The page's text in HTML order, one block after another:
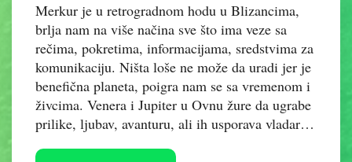
Merkur je u retrogradnom hodu u Blizancima,
brlja nam na više načina sve što ima veze sa
rečima, pokretima, informacijama, sredstvima za
komunikaciju. Ništa loše ne može da uradi jer je
benefična planeta, poigra nam se sa vremenom i
živcima. Venera i Jupiter u Ovnu žure da ugrabe
prilike, ljubav, avanturu, ali ih usporava vladar…